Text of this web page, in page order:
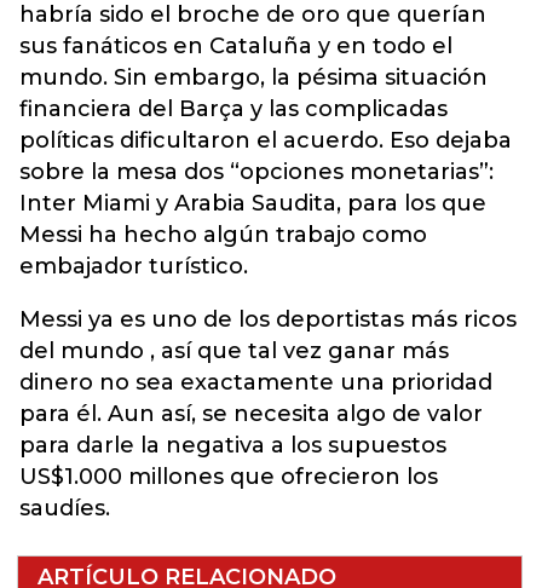
habría sido el broche de oro que querían
sus fanáticos en Cataluña y en todo el
mundo. Sin embargo, la pésima situación
financiera del Barça y las complicadas
políticas dificultaron el acuerdo. Eso dejaba
sobre la mesa dos “opciones monetarias”:
Inter Miami y Arabia Saudita, para los que
Messi ha hecho algún trabajo como
embajador turístico.
Messi ya es uno de los deportistas más ricos
del mundo , así que tal vez ganar más
dinero no sea exactamente una prioridad
para él. Aun así, se necesita algo de valor
para darle la negativa a los supuestos
US$1.000 millones que ofrecieron los
saudíes.
ARTÍCULO RELACIONADO